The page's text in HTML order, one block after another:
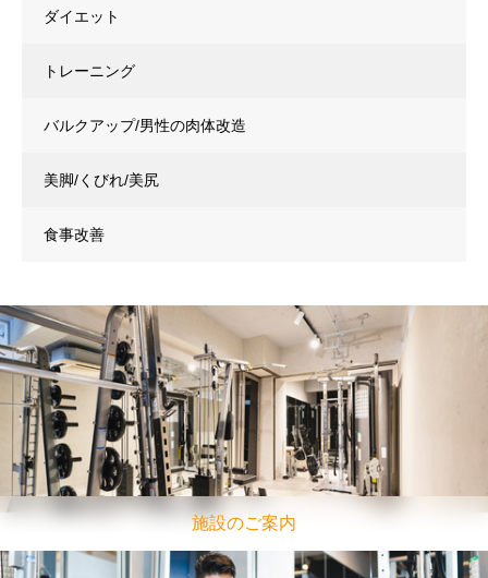
ダイエット
トレーニング
バルクアップ/男性の肉体改造
美脚/くびれ/美尻
食事改善
施設のご案内